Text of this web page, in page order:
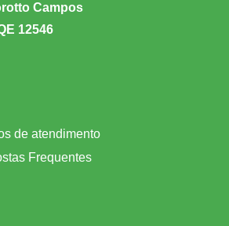
Campos
12546
de atendimento
Frequentes